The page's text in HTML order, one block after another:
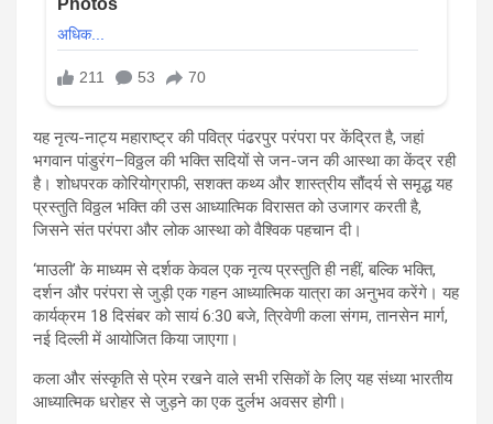
यह नृत्य-नाट्य महाराष्ट्र की पवित्र पंढरपुर परंपरा पर केंद्रित है, जहां
भगवान पांडुरंग–विठ्ठल की भक्ति सदियों से जन-जन की आस्था का केंद्र रही
है। शोधपरक कोरियोग्राफी, सशक्त कथ्य और शास्त्रीय सौंदर्य से समृद्ध यह
प्रस्तुति विठ्ठल भक्ति की उस आध्यात्मिक विरासत को उजागर करती है,
जिसने संत परंपरा और लोक आस्था को वैश्विक पहचान दी।
‘माउली’ के माध्यम से दर्शक केवल एक नृत्य प्रस्तुति ही नहीं, बल्कि भक्ति,
दर्शन और परंपरा से जुड़ी एक गहन आध्यात्मिक यात्रा का अनुभव करेंगे। यह
कार्यक्रम 18 दिसंबर को सायं 6:30 बजे, त्रिवेणी कला संगम, तानसेन मार्ग,
नई दिल्ली में आयोजित किया जाएगा।
कला और संस्कृति से प्रेम रखने वाले सभी रसिकों के लिए यह संध्या भारतीय
आध्यात्मिक धरोहर से जुड़ने का एक दुर्लभ अवसर होगी।